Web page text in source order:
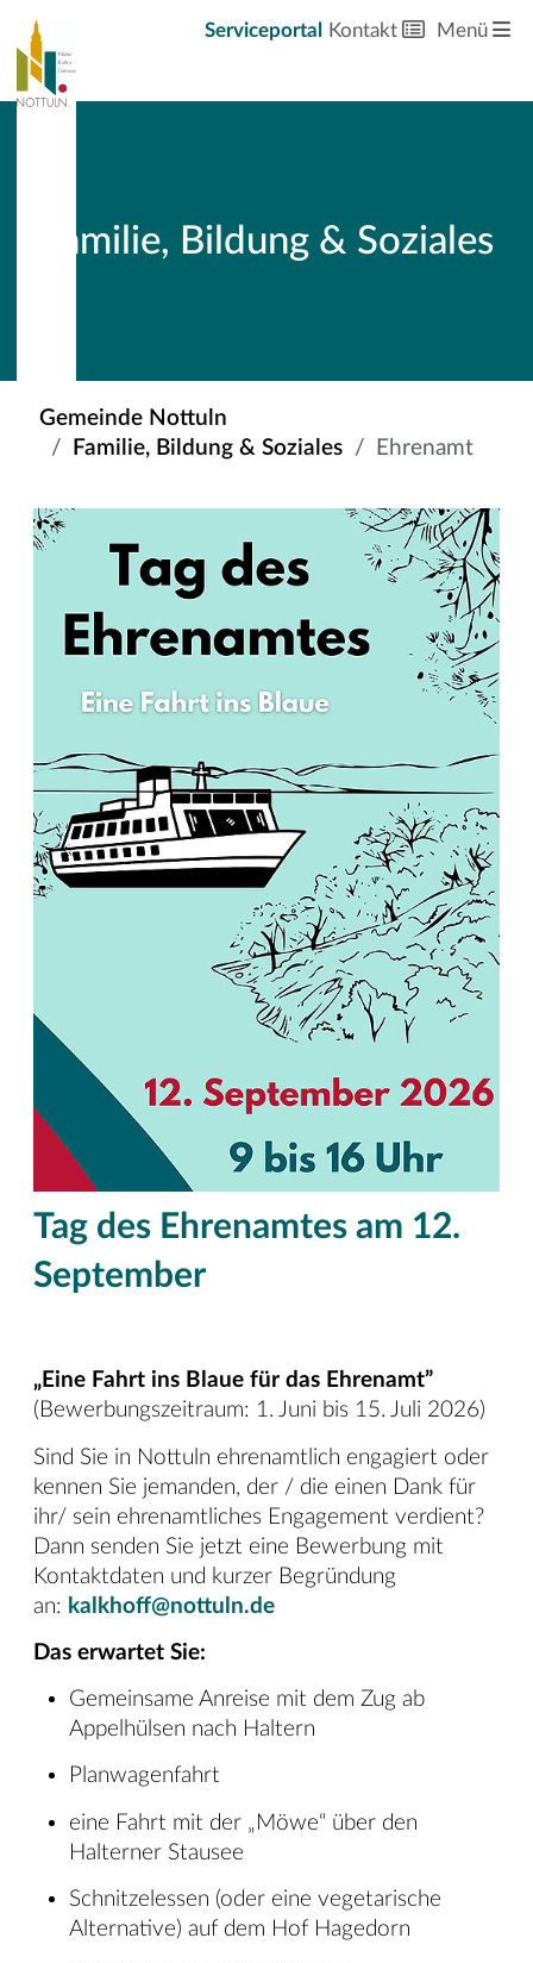
Serviceportal Kontakt Menü
Familie, Bildung & Soziales
Gemeinde Nottuln
Familie, Bildung & Soziales
Ehrenamt
Tag des Ehrenamtes am 12.
September
„Eine Fahrt ins Blaue für das Ehrenamt”
(Bewerbungszeitraum: 1. Juni bis 15. Juli 2026)
Sind Sie in Nottuln ehrenamtlich engagiert oder
kennen Sie jemanden, der / die einen Dank für
ihr/ sein ehrenamtliches Engagement verdient?
Dann senden Sie jetzt eine Bewerbung mit
Kontaktdaten und kurzer Begründung
an: kalkhoff@nottuln.de
Das erwartet Sie:
Gemeinsame Anreise mit dem Zug ab
Appelhülsen nach Haltern
Planwagenfahrt
eine Fahrt mit der „Möwe“ über den
Halterner Stausee
Schnitzelessen (oder eine vegetarische
Alternative) auf dem Hof Hagedorn